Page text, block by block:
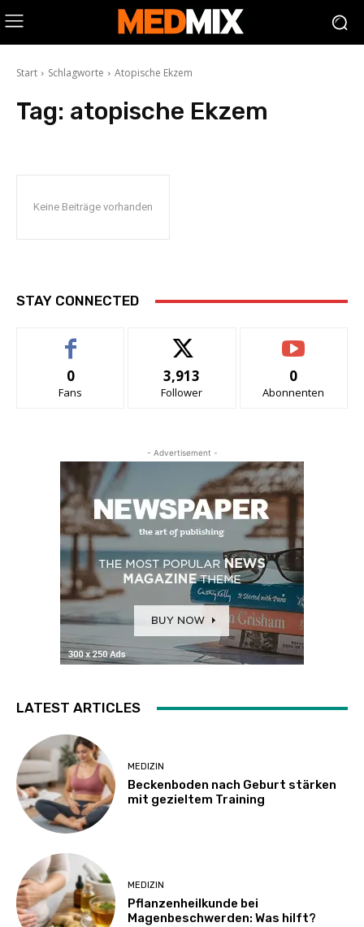
Start Schlagworte Atopische Ekzem
Tag: atopische Ekzem
Keine Beiträge vorhanden
STAY CONNECTED
0
Fans
3,913
Follower
0
Abonnenten
- Advertisement -
LATEST ARTICLES
MEDIZIN
Beckenboden nach Geburt stärken
mit gezieltem Training
MEDIZIN
Pflanzenheilkunde bei
Magenbeschwerden: Was hilft?